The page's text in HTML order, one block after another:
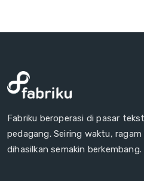
Fabriku beroperasi di pasar
pedagang. Seiring waktu,
dihasilkan semakin berkembang.